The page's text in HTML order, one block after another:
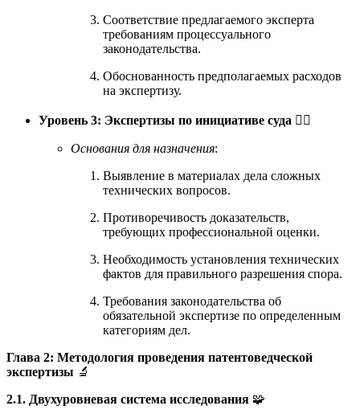
Соответствие предлагаемого эксперта
требованиям процессуального
законодательства.
Обоснованность предполагаемых расходов
на экспертизу.
Уровень 3: Экспертизы по инициативе суда 👨‍⚖️
Основания для назначения:
Выявление в материалах дела сложных
технических вопросов.
Противоречивость доказательств,
требующих профессиональной оценки.
Необходимость установления технических
фактов для правильного разрешения спора.
Требования законодательства об
обязательной экспертизе по определенным
категориям дел.
Глава 2: Методология проведения патентоведческой
экспертизы 🔬
2.1. Двухуровневая система исследования 🧩